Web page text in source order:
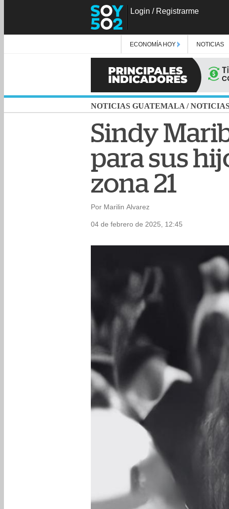
Login / Registrarme
ECONOMÍA HOY NOTICIAS
NOTICIAS GUATEMALA /
Sindy
para sus
zona 21
Por Marilin Alvarez
04 de febrero de 2025, 12:45